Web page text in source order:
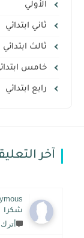
الأولي
ثاني ابتدائي
ثالث ابتدائي
خامس
رابع ابتدائي
آخر
شكرا
أترك